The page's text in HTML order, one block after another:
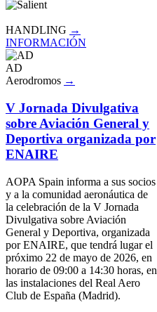
HANDLING →
INFORMACIÓN
AD
Aerodromos →
V Jornada Divulgativa
sobre Aviación General y
Deportiva organizada por
ENAIRE
AOPA Spain informa a sus socios
y a la comunidad aeronáutica de
la celebración de la V Jornada
Divulgativa sobre Aviación
General y Deportiva, organizada
por ENAIRE, que tendrá lugar el
próximo 22 de mayo de 2026, en
horario de 09:00 a 14:30 horas, en
las instalaciones del Real Aero
Club de España (Madrid).